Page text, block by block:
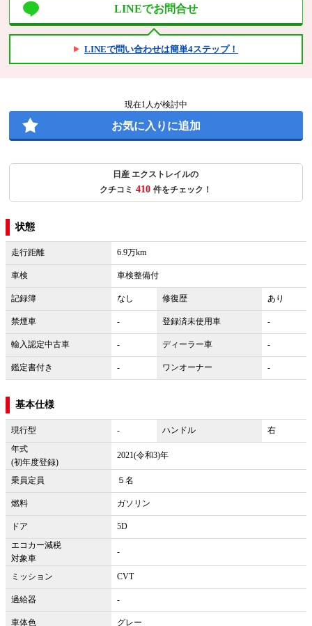
LINEでお問合せ
LINEで問い合わせは簡単4ステップ！
現在1 人が検討中
お気に入りに追加
日産 エクストレイルの
クチコミ 410 件をチェック！
状態
走行距離 6.9万km
車検 車検整備付
記録簿 なし 修復歴 あり
禁煙車 - 登録済未使用車 -
輸入認定中古車 - ディーラー車 -
鑑定書付き - ワンオーナー -
基本仕様
現行型 - ハンドル
右
年式
(初年度登録)
2021(令和3)年
乗員定員 ５名
燃料 ガソリン
ドア
5D
エコカー減税
対象車
-
ミッション CVT
過給器 -
車体色 グレー